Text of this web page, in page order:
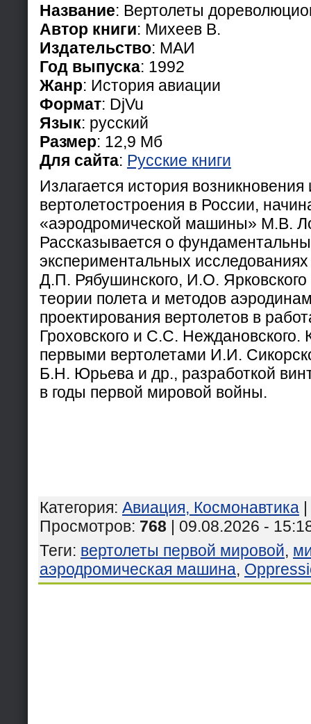
Название: Вертолеты
Автор книги: Михеев В.
Издательство: МАИ
Год выпуска: 1992
Жанр: История авиации
Формат: DjVu
Язык: русский
Размер: 12,9 Мб
Для сайта: Русские книги
Излагается история возникновения
вертолетостроения в России,
«аэродромической машины» М.В.
Рассказывается о
экспериментальных
Д.П. Рябушинского, И.О.
теории полета и методов
проектирования вертолетов в
Гроховского и С.С. Неждановского.
первыми вертолетами И.И.
Б.Н. Юрьева и др., разработкой
в годы первой мировой войны.
Категория: Авиация, Космонавтика |
Просмотров: 768 | 09.08.2026 -
Теги: вертолеты первой мировой,
аэродромическая машина,